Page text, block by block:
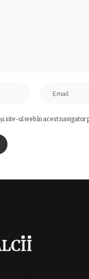
site-ul web în acest navigator